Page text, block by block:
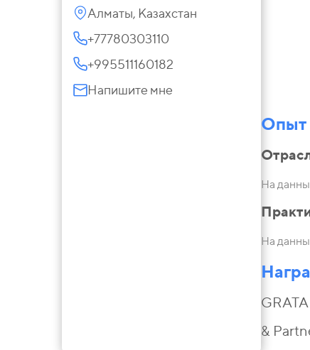
Алматы, Казахстан
+77780303110
+995511160182
Напишите мне
Опыт
На
На
&